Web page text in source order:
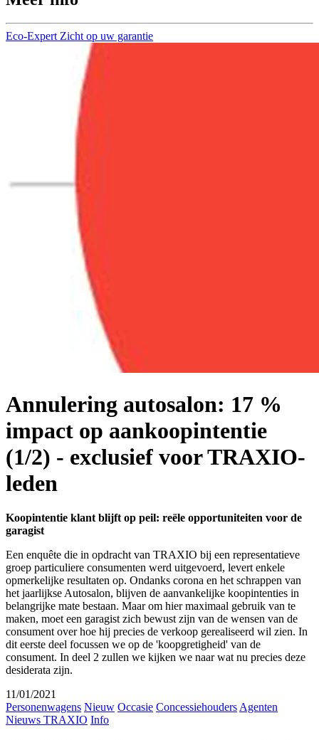
Eco-Expert Zicht op uw garantie
Annulering autosalon: 17 %
impact op aankoopintentie
(1/2) - exclusief voor TRAXIO-
leden
Koopintentie klant blijft op peil: reële opportuniteiten voor de
garagist
Een enquête die in opdracht van TRAXIO bij een representatieve
groep particuliere consumenten werd uitgevoerd, levert enkele
opmerkelijke resultaten op. Ondanks corona en het schrappen van
het jaarlijkse Autosalon, blijven de aanvankelijke koopintenties in
belangrijke mate bestaan. Maar om hier maximaal gebruik van te
maken, moet een garagist zich bewust zijn van de wensen van de
consument over hoe hij precies de verkoop gerealiseerd wil zien. In
dit eerste deel focussen we op de 'koopgretigheid' van de
consument. In deel 2 zullen we kijken we naar wat nu precies deze
desiderata zijn.
11/01/2021
Personenwagens Nieuw Occasie Concessiehouders Agenten
Nieuws TRAXIO Info